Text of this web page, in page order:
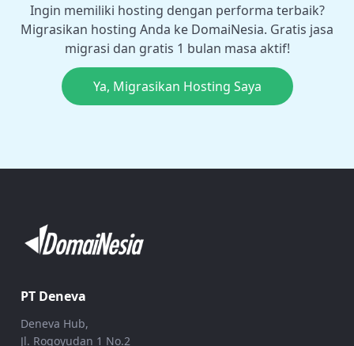
Ingin memiliki hosting dengan performa terbaik?
Migrasikan hosting Anda ke DomaiNesia. Gratis jasa
migrasi dan gratis 1 bulan masa aktif!
Ya, Migrasikan Hosting Saya
PT Deneva
Deneva Hub,
Jl. Rogoyudan 1 No.2